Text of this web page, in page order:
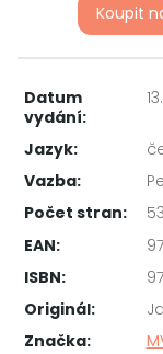
Koupit
Datum
vydání:
Jazyk:
Vazba:
Počet stran:
EAN:
ISBN:
Originál:
Značka: